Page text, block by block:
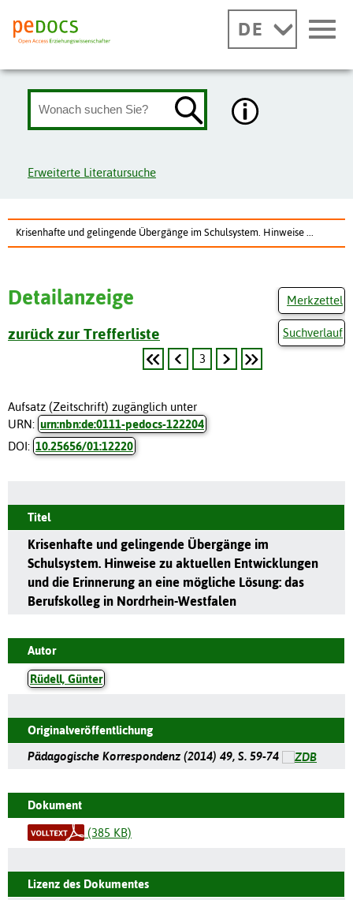
DE
Erweiterte Literatursuche
Krisenhafte und gelingende Übergänge im Schulsystem. Hinweise ...
Merkzettel
Suchverlauf
Detailanzeige
zurück zur Trefferliste
3
Aufsatz (Zeitschrift) zugänglich unter
URN: urn:nbn:de:0111-pedocs-122204
DOI: 10.25656/01:12220
Titel
Krisenhafte und gelingende Übergänge im
Schulsystem. Hinweise zu aktuellen Entwicklungen
und die Erinnerung an eine mögliche Lösung: das
Berufskolleg in Nordrhein-Westfalen
Autor
Rüdell, Günter
Originalveröffentlichung
Pädagogische Korrespondenz (2014) 49, S. 59-74
Dokument
(385 KB)
Lizenz des Dokumentes